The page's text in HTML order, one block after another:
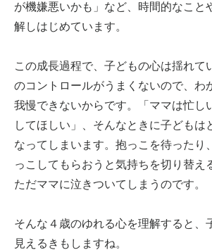
が機嫌悪いかも」など、時間的なこと
解しはじめています。
この成長過程で、子どもの心は揺れて
のコントロールがうまくないので、わ
我慢できないからです。「ママは忙し
してほしい」、そんなときに子どもは
なってしまいます。抱っこを待ったり
っこしてもらおうと気持ちを切り替え
ただママに泣きついてしまうのです。
そんな４歳のゆれる心を理解すると、
見えるきもしますね。